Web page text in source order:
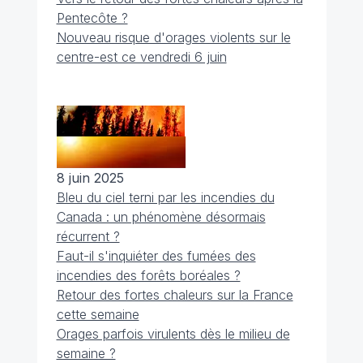
Pentecôte ?
Nouveau risque d'orages violents sur le
centre-est ce vendredi 6 juin
8 juin 2025
Bleu du ciel terni par les incendies du
Canada : un phénomène désormais
récurrent ?
Faut-il s'inquiéter des fumées des
incendies des forêts boréales ?
Retour des fortes chaleurs sur la France
cette semaine
Orages parfois virulents dès le milieu de
semaine ?